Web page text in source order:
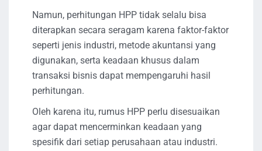
Namun, perhitungan HPP tidak selalu bisa
diterapkan secara seragam karena faktor-faktor
seperti jenis industri, metode akuntansi yang
digunakan, serta keadaan khusus dalam
transaksi bisnis dapat mempengaruhi hasil
perhitungan.
Oleh karena itu, rumus HPP perlu disesuaikan
agar dapat mencerminkan keadaan yang
spesifik dari setiap perusahaan atau industri.